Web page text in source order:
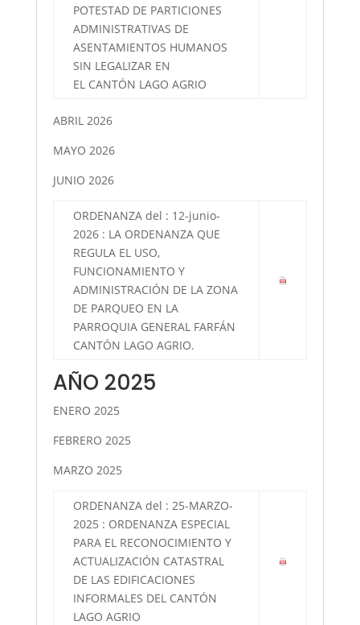
POTESTAD DE PARTICIONES
ADMINISTRATIVAS DE
ASENTAMIENTOS HUMANOS
SIN LEGALIZAR EN
EL CANTÓN LAGO AGRIO
ABRIL 2026
MAYO 2026
JUNIO 2026
ORDENANZA del : 12-junio-
2026 : LA ORDENANZA QUE
REGULA EL USO,
FUNCIONAMIENTO Y
ADMINISTRACIÓN DE LA ZONA
DE PARQUEO EN LA
PARROQUIA GENERAL FARFÁN
CANTÓN LAGO AGRIO.
AÑO 2025
ENERO 2025
FEBRERO 2025
MARZO 2025
ORDENANZA del : 25-MARZO-
2025 : ORDENANZA ESPECIAL
PARA EL RECONOCIMIENTO Y
ACTUALIZACIÓN CATASTRAL
DE LAS EDIFICACIONES
INFORMALES DEL CANTÓN
LAGO AGRIO